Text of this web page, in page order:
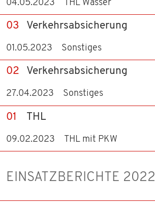
04.05.2023 THL Wasser
01.05.2023 Sonstiges
03 Verkehrsabsicherung
27.04.2023 Sonstiges
02 Verkehrsabsicherung
09.02.2023 THL mit PKW
01 THL
EINSATZBERICHTE 2022